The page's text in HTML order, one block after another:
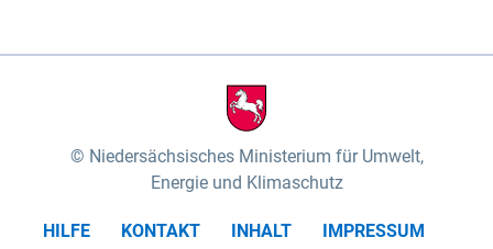
Niedersächsisches Ministerium für Umwelt,
Energie und Klimaschutz
HILFE KONTAKT INHALT
IMPRESSUM